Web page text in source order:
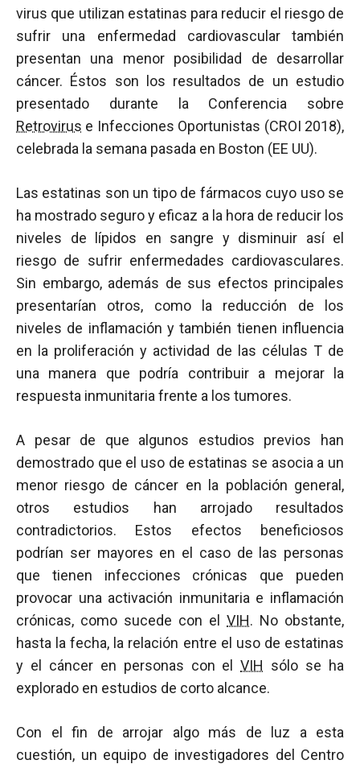
virus que utilizan estatinas para reducir el riesgo de
sufrir una enfermedad cardiovascular también
presentan una menor posibilidad de desarrollar
cáncer. Éstos son los resultados de un estudio
presentado durante la Conferencia sobre
Retrovirus e Infecciones Oportunistas (CROI 2018),
celebrada la semana pasada en Boston (EE UU).
Las estatinas son un tipo de fármacos cuyo uso se
ha mostrado seguro y eficaz a la hora de reducir los
niveles de lípidos en sangre y disminuir así el
riesgo de sufrir enfermedades cardiovasculares.
Sin embargo, además de sus efectos principales
presentarían otros, como la reducción de los
niveles de inflamación y también tienen influencia
en la proliferación y actividad de las células T de
una manera que podría contribuir a mejorar la
respuesta inmunitaria frente a los tumores.
A pesar de que algunos estudios previos han
demostrado que el uso de estatinas se asocia a un
menor riesgo de cáncer en la población general,
otros estudios han arrojado resultados
contradictorios. Estos efectos beneficiosos
podrían ser mayores en el caso de las personas
que tienen infecciones crónicas que pueden
provocar una activación inmunitaria e inflamación
crónicas, como sucede con el VIH. No obstante,
hasta la fecha, la relación entre el uso de estatinas
y el cáncer en personas con elVIH sólo se ha
explorado en estudios de corto alcance.
Con el fin de arrojar algo más de luz a esta
cuestión, un equipo de investigadores del Centro